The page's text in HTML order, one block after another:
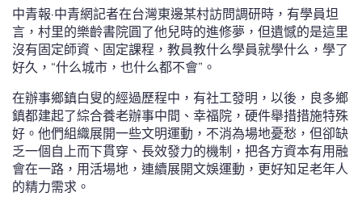
中青報·中青網記者在台灣東邊某村訪問調研時，有學員坦
言，村里的樂齡書院圓了他兒時的進修夢，但遺憾的是這里
沒有固定師資、固定課程，教員教什么學員就學什么，學了
好久，“什么城市，也什么都不會”。
在辦事鄉鎮白叟的經過歷程中，有社工發明，以後，良多鄉
鎮都建起了綜合養老辦事中間、幸福院，硬件舉措措施特殊
好。他們組織展開一些文明運動，不消為場地憂愁，但卻缺
乏一個自上而下貫穿、長效發力的機制，把各方資本有用融
會在一路，用活場地，連續展開文娛運動，更好知足老年人
的精力需求。